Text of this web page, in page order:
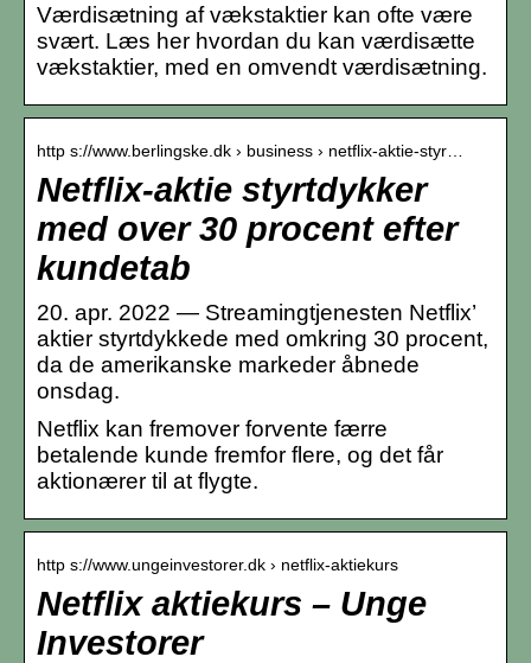
Værdisætning af vækstaktier kan ofte være
svært. Læs her hvordan du kan værdisætte
vækstaktier, med en omvendt værdisætning.
http s://www.berlingske.dk › business › netflix-aktie-styr…
Netflix-aktie styrtdykker
med over 30 procent efter
kundetab
20. apr. 2022 — Streamingtjenesten Netflix’
aktier styrtdykkede med omkring 30 procent,
da de amerikanske markeder åbnede
onsdag.
Netflix kan fremover forvente færre
betalende kunde fremfor flere, og det får
aktionærer til at flygte.
http s://www.ungeinvestorer.dk › netflix-aktiekurs
Netflix aktiekurs – Unge
Investorer